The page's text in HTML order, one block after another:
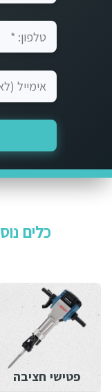
כלים
פטישי חציבה